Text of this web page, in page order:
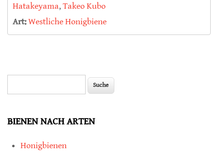
Hatakeyama,Takeo Kubo
Art:Westliche Honigbiene
BIENEN NACH ARTEN
Honigbienen